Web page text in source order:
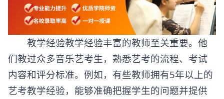
教学经验教学经验丰富的教师至关重要。他
们教过众多音乐艺考生，熟悉艺考的流程、考试
内容和评分标准。例如，有些教师拥有5年以上的
艺考教学经验，能够准确把握学生的问题并提供